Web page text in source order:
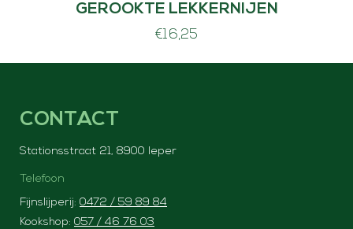
GEROOKTE LEKKERNIJEN
€16,25
CONTACT
Stationsstraat 21, 8900 Ieper
Telefoon
Fijnslijperij: 0472 / 59 89 84
Kookshop: 057 / 46 76 03